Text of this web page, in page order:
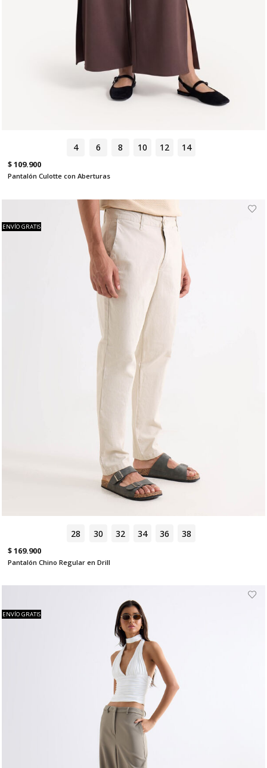
4 6 8 10 12 14
$ 109.900
Pantalón Culotte con Aberturas
28 30 32 34 36 38
ENVÍO GRATIS
$ 169.900
Pantalón Chino Regular en Drill
ENVÍO GRATIS